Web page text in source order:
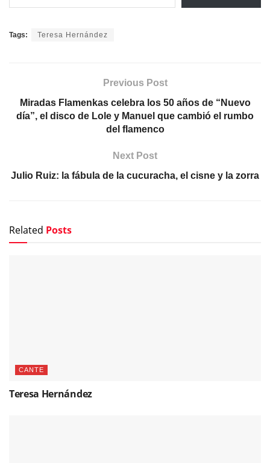
Tags: Teresa Hernández
Previous Post
Miradas Flamenkas celebra los 50 años de “Nuevo
día”, el disco de Lole y Manuel que cambió el rumbo
del flamenco
Next Post
Julio Ruiz: la fábula de la cucuracha, el cisne y la zorra
Related Posts
CANTE
Teresa Hernández